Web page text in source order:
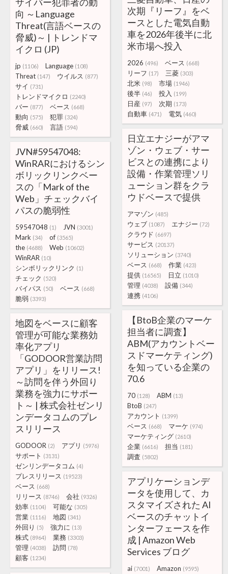
向 ～Language
Threat(言語ベースの
脅威)～ | トレンドマ
イクロ (JP)
jp (1106) Language (108)
Threat (147) ウイルス (877)
サイ (731)
トレンドマイクロ (2240)
バー (877) ベース (668)
動向 (575) 犯罪 (324)
脅威 (660) 言語 (594)
次期『リーフ』をベ
ースとした電気自動
車を2026年後半に北
米市場へ投入
2026 (496) ベース (668)
リーフ (17) 三菱 (303)
北米 (98) 市場 (1946)
後半 (46) 投入 (199)
日産 (97) 次期 (173)
自動車 (471) 電気 (460)
日立エナジーがアマ
ゾン・ウェブ・サー
ビスとの連携により
設備・作業管理ソリ
ューション群をクラ
ウドベースで提供
アマゾン (485)
ウェブ (1087) エナジー (72)
クラウド (6697)
サービス (20137)
ソリューション (3740)
ベース (668) 作業 (423)
提供 (16565) 日立 (1010)
管理 (4038) 設備 (344)
連携 (4106)
JVN#59547048:
WinRARにおけるシン
ボリックリンクベー
スの「Mark of the
Web」チェックバイ
パスの脆弱性
59547048 (1) JVN (3001)
Mark (34) of (3565)
the (4688) Web (10602)
WinRAR (10)
シンボリックリンク (1)
チェック (520)
バイパス (50) ベース (668)
脆弱 (3393)
【BtoB企業のマーケ
担当者に調査】
ABM(アカウントベー
スドマーケティング)
を知っている企業の
70.6
70 (128) ABM (13)
BtoB (247)
アカウント (1399)
ベース (668) マーケ (974)
マーケティング (2610)
企業 (6616) 担当 (181)
調査 (5802)
地図をベースに顧客
管理が可能な業務効
率化アプリ
「GODOOR営業訪問
アプリ」をリリース!
～訪問を伴う外回り
業務を強力にサポー
ト～ | 株式会社ゼンリ
ンデータコムのプレ
スリリース
GODOOR (2) アプリ (5976)
サポート (3131)
ゼンリンデータコム (4)
プレスリリース (19523)
ベース (668)
リリース (8746) 会社 (9326)
効率 (1104) 可能な (305)
営業 (1116) 地図 (341)
外回り (5) 強力に (13)
株式 (8964) 業務 (3303)
管理 (4038) 訪問 (78)
顧客 (1234)
アプリケーションデ
ータを使用して、カ
スタマイズされた AI
ベースのチャットイ
ンターフェースを作
成 | Amazon Web
Services ブログ
ai (7001) Amazon (9595)